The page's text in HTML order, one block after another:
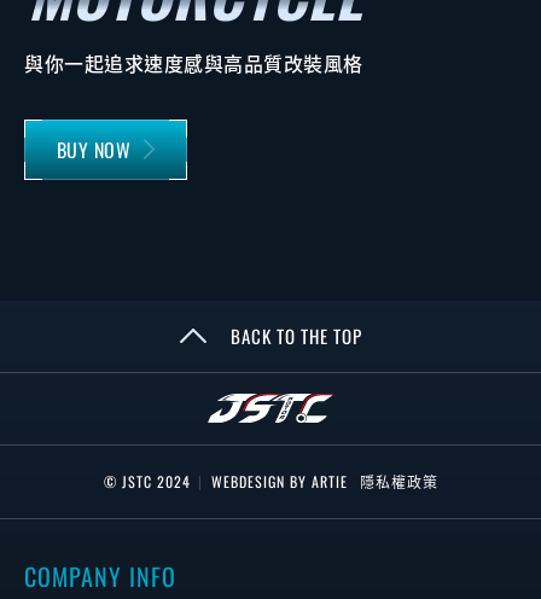
與你一起追求速度感與高品質改裝風格
BUY NOW
BACK TO THE TOP
© JSTC 2024 | WEBDESIGN BY ARTIE 隱私權政策
COMPANY INFO